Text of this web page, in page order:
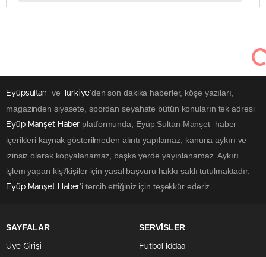
Eyüpsultan ve Türkiye'den son dakika haberler, köşe yazıları,
magazinden siyasete, spordan seyahate bütün konuların tek adresi
Eyüp Manşet Haber platformunda; Eyüp Sultan Manşet haber
içerikleri kaynak gösterilmeden alıntı yapılamaz, kanuna aykırı ve
izinsiz olarak kopyalanamaz, başka yerde yayınlanamaz. Aykırı
işlem yapan kişi/kişiler için yasal başvuru hakkı saklı tutulmaktadır.
Eyüp Manşet Haber'i tercih ettiğiniz için teşekkür ederiz.
SAYFALAR
Üye Girişi
SERVİSLER
Futbol İddaa